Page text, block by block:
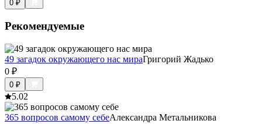
0 ₽
Рекомендуемые
49 загадок окружающего нас мираГригорий Жадько
0 ₽
0 ₽
5.02
365 вопросов самому себеАлександра Метальникова